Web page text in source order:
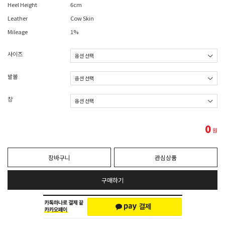
Heel Height
6cm
Leather
Cow Skin
Mileage
1%
사이즈
발볼
창
0원
장바구니 관심상품
구매하기